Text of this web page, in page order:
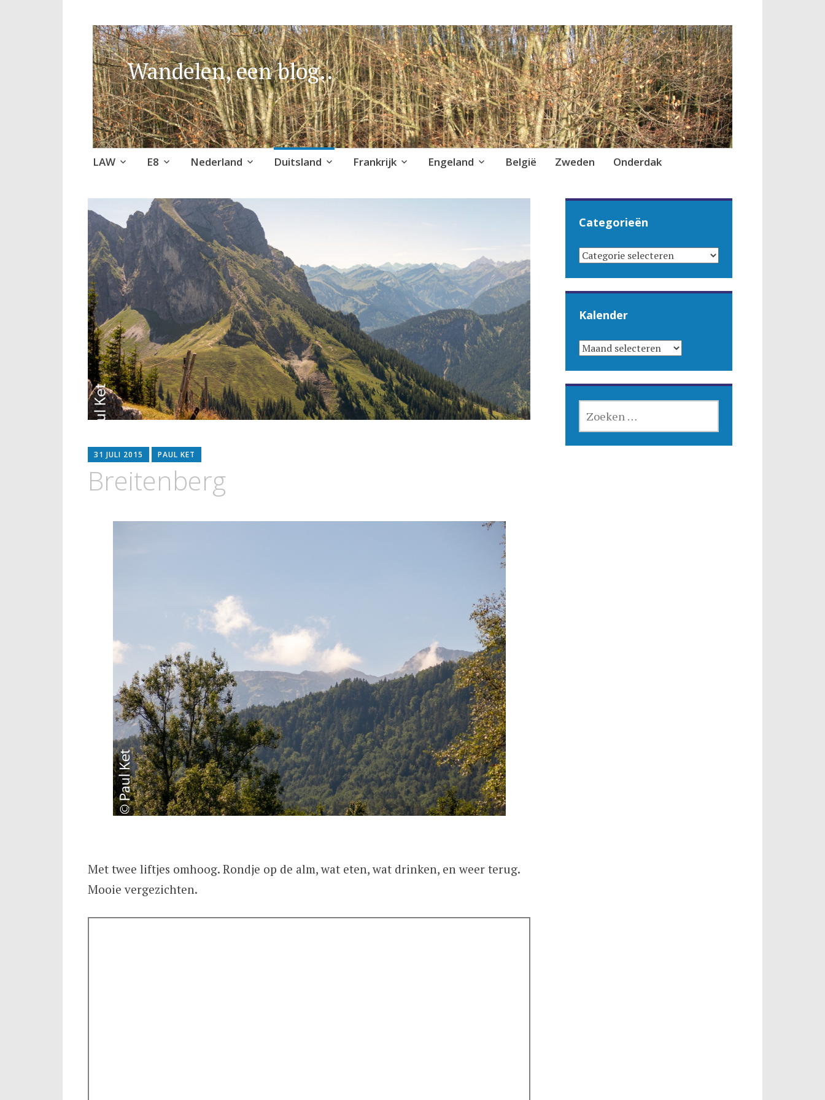
Wandelen, een blog..
Naar
LAW E8 Nederland Duitsland Frankrijk Engeland België Zweden Onderdak
31 JULI 2015 PAUL KET
Breitenberg
Met twee liftjes omhoog. Rondje op de alm, wat eten, wat drinken, en weer terug.
Mooie vergezichten.
Categorieën
CATEGORIEËN
Kalender
KALENDER
NAAR: